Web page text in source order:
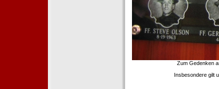
Zum Gedenken
Insbesondere gilt